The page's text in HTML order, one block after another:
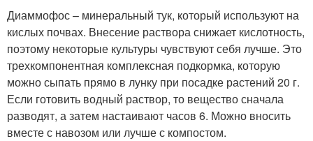
Диаммофос – минеральный тук, который используют на
кислых почвах. Внесение раствора снижает кислотность,
поэтому некоторые культуры чувствуют себя лучше. Это
трехкомпонентная комплексная подкормка, которую
можно сыпать прямо в лунку при посадке растений 20 г.
Если готовить водный раствор, то вещество сначала
разводят, а затем настаивают часов 6. Можно вносить
вместе с навозом или лучше с компостом.